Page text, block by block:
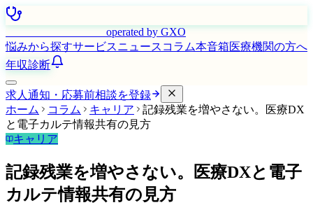
operated by GXO
悩みから探すサービスニュース コラム本音箱医療機関の方へ
年収診断
求人通知・応募前相談を登録
ホーム
コラム キャリア
記録残業を増やさない。医療DX
と電子カルテ情報共有の見方
キャリア
記録残業を増やさない。医療DXと電子
カルテ情報共有の見方